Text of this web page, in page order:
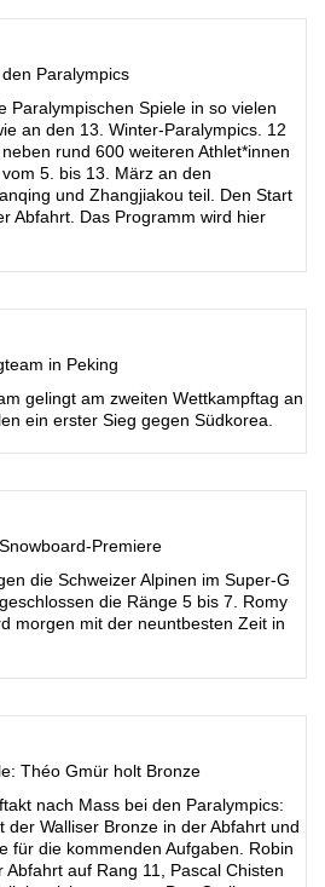
Paralympics
Paralympischen Spiele in so vielen
an den 13. Winter-Paralympics. 12
rund 600 weiteren Athlet*innen
5. bis 13. März an den
und Zhangjiakou teil. Den Start
Abfahrt. Das Programm wird hier
in Peking
gelingt am zweiten Wettkampftag an
ein erster Sieg gegen Südkorea.
Premiere
die Schweizer Alpinen im Super-G
die Ränge 5 bis 7. Romy
morgen mit der neuntbesten Zeit in
Théo Gmür holt Bronze
nach Mass bei den Paralympics:
der Walliser Bronze in der Abfahrt und
für die kommenden Aufgaben. Robin
auf Rang 11, Pascal Chisten